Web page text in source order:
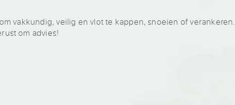
vakkundig, veilig en vlot te kappen, snoeien of verankeren.
om advies!